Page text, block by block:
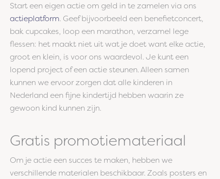
Start een eigen actie om geld in te zamelen via ons
actieplatform. Geef bijvoorbeeld een benefietconcert,
bak cupcakes, loop een marathon, verzamel lege
flessen: het maakt niet uit wat je doet want elke actie,
groot en klein, is voor ons waardevol. Je kunt een
lopend project of een actie steunen. Alleen samen
kunnen we ervoor zorgen dat alle kinderen in
Nederland een fijne kindertijd hebben waarin ze
gewoon kind kunnen zijn.
Gratis promotiemateriaal
Om je actie een succes te maken, hebben we
verschillende materialen beschikbaar. Zoals posters en